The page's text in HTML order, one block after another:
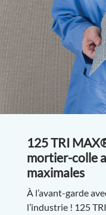
125 TRI
mortier-colle
maximales
À l’avant-garde
l’industrie ! 125